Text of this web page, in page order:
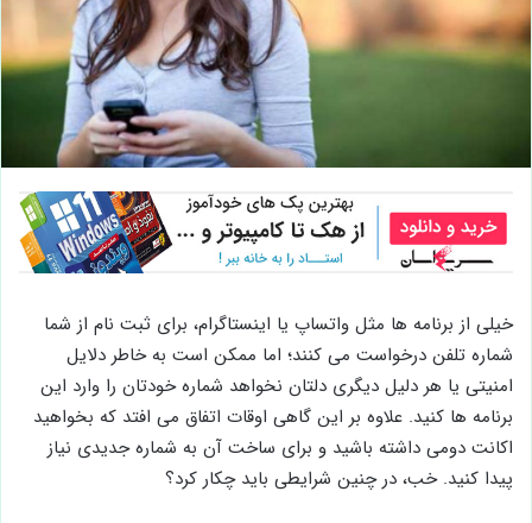
خیلی از برنامه ها مثل واتساپ یا اینستاگرام، برای ثبت نام از شما
شماره تلفن درخواست می کنند؛ اما ممکن است به خاطر دلایل
امنیتی یا هر دلیل دیگری دلتان نخواهد شماره خودتان را وارد این
برنامه ها کنید. علاوه بر این گاهی اوقات اتفاق می افتد که بخواهید
اکانت دومی داشته باشید و برای ساخت آن به شماره جدیدی نیاز
پیدا کنید. خب، در چنین شرایطی باید چکار کرد؟